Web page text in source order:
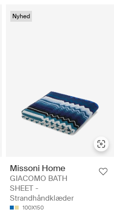
Nyhed
Missoni Home
GIACOMO BATH
SHEET -
Strandhåndklæder
100X150